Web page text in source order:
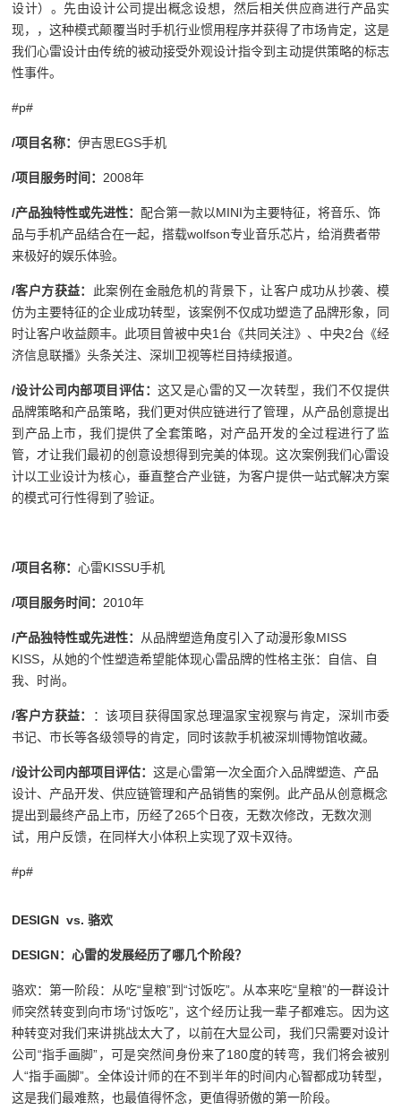
设计）。先由设计公司提出概念设想，然后相关供应商进行产品实
现，，这种模式颠覆当时手机行业惯用程序并获得了市场肯定，这是
我们心雷设计由传统的被动接受外观设计指令到主动提供策略的标志
性事件。
#p#
/项目名称： 伊吉思EGS手机
/项目服务时间： 2008年
/产品独特性或先进性： 配合第一款以MINI为主要特征，将音乐、饰
品与手机产品结合在一起，搭载wolfson专业音乐芯片，给消费者带
来极好的娱乐体验。
/客户方获益： 此案例在金融危机的背景下，让客户成功从抄袭、模
仿为主要特征的企业成功转型，该案例不仅成功塑造了品牌形象，同
时让客户收益颇丰。此项目曾被中央1台《共同关注》、中央2台《经
济信息联播》头条关注、深圳卫视等栏目持续报道。
/设计公司内部项目评估： 这又是心雷的又一次转型，我们不仅提供
品牌策略和产品策略，我们更对供应链进行了管理，从产品创意提出
到产品上市，我们提供了全套策略，对产品开发的全过程进行了监
管，才让我们最初的创意设想得到完美的体现。这次案例我们心雷设
计以工业设计为核心，垂直整合产业链，为客户提供一站式解决方案
的模式可行性得到了验证。
/项目名称： 心雷KISSU手机
/项目服务时间： 2010年
/产品独特性或先进性：
从品牌塑造角度引入了动漫形象MISS
KISS，从她的个性塑造希望能体现心雷品牌的性格主张：自信、自
我、时尚。
/客户方获益：
：该项目获得国家总理温家宝视察与肯定，深圳市委
书记、市长等各级领导的肯定，同时该款手机被深圳博物馆收藏。
/设计公司内部项目评估： 这是心雷第一次全面介入品牌塑造、产品
设计、产品开发、供应链管理和产品销售的案例。此产品从创意概念
提出到最终产品上市，历经了265个日夜，无数次修改，无数次测
试，用户反馈，在同样大小体积上实现了双卡双待。
#p#
DESIGN vs. 骆欢
DESIGN：心雷的发展经历了哪几个阶段？
骆欢：第一阶段：从吃“皇粮”到“讨饭吃”。从本来吃“皇粮”的一群设计
师突然转变到向市场“讨饭吃”，这个经历让我一辈子都难忘。因为这
种转变对我们来讲挑战太大了，以前在大显公司，我们只需要对设计
公司“指手画脚”，可是突然间身份来了180度的转弯，我们将会被别
人“指手画脚”。全体设计师的在不到半年的时间内心智都成功转型，
这是我们最难熬，也最值得怀念，更值得骄傲的第一阶段。